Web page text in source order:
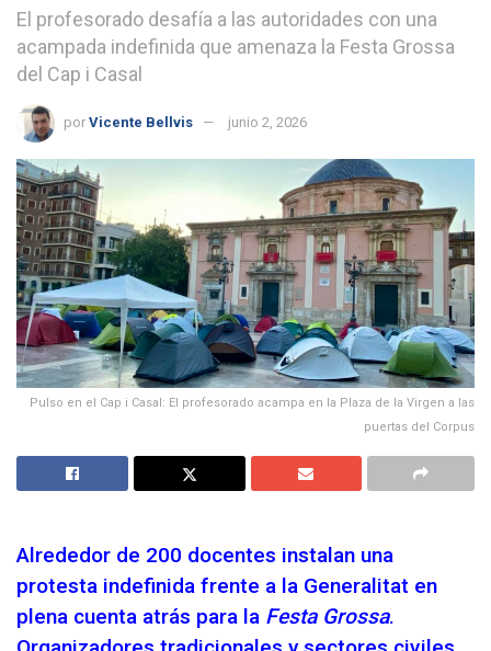
El profesorado desafía a las autoridades con una
acampada indefinida que amenaza la Festa Grossa
del Cap i Casal
por Vicente Bellvis junio 2, 2026
Pulso en el Cap i Casal: El profesorado acampa en la Plaza de la Virgen a las
puertas del Corpus
Alrededor de 200 docentes instalan una
protesta indefinida frente a la Generalitat en
plena cuenta atrás para la Festa Grossa.